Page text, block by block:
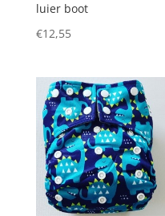
luier boot
€12,55